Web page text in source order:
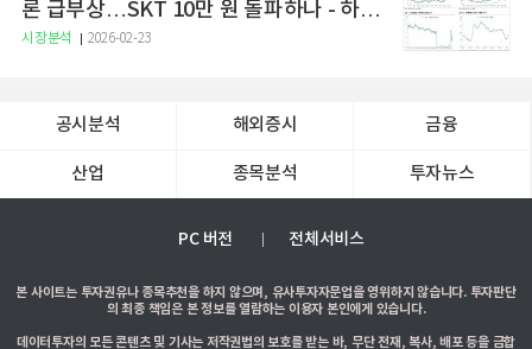
론 급부상…SKT 10만 원 돌파하나 - 하나
증권
시장분석 2026-02-23
공시분석 해외증시 금융
산업 종목분석 투자뉴스
PC 버전 전체서비스
본 사이트는 투자권유나 종목추천을 하지 않으며, 유사투자자문업을 영위하지 않습니다. 투자판단
의 최종 책임은 본 정보를 열람하는 이용자 본인에게 있습니다.
데이터투자의 모든 콘텐츠 및 기사는 저작권법의 보호를 받는 바, 무단 전재, 복사, 배포 등을 금합